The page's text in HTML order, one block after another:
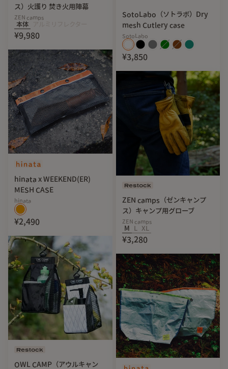
真鍮のネジにより先端の長さを調整。
(収縮時： 26cm / 伸ばせる長さ：15.5cm)
適度な長さに調整後トングとしても使用可能。
３.ハンドル部のホールド感
ス）火護り 焚き火用陣幕
ZEN camps
本体
¥9,980
hinata x WEEKEND(ER)
MESH CASE
hinata
¥2,490
Restock
OWL CAMP（アウルキャン
SotoLabo（ソトラボ）Dry
mesh Cutlery case
SotoLabo
¥3,850
Restock
ZEN camps（ゼンキャンプ
ス）キャンプ用グローブ
ZEN camps
M L XL
¥3,280